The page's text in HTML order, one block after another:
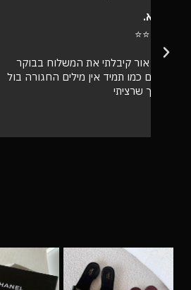
⭐⭐⭐⭐⭐
קיבלתי את התיק, מדהים! אין
את החנות שלי שירות מעל הכל
נדבר על התיק המעלף הזה. הכל